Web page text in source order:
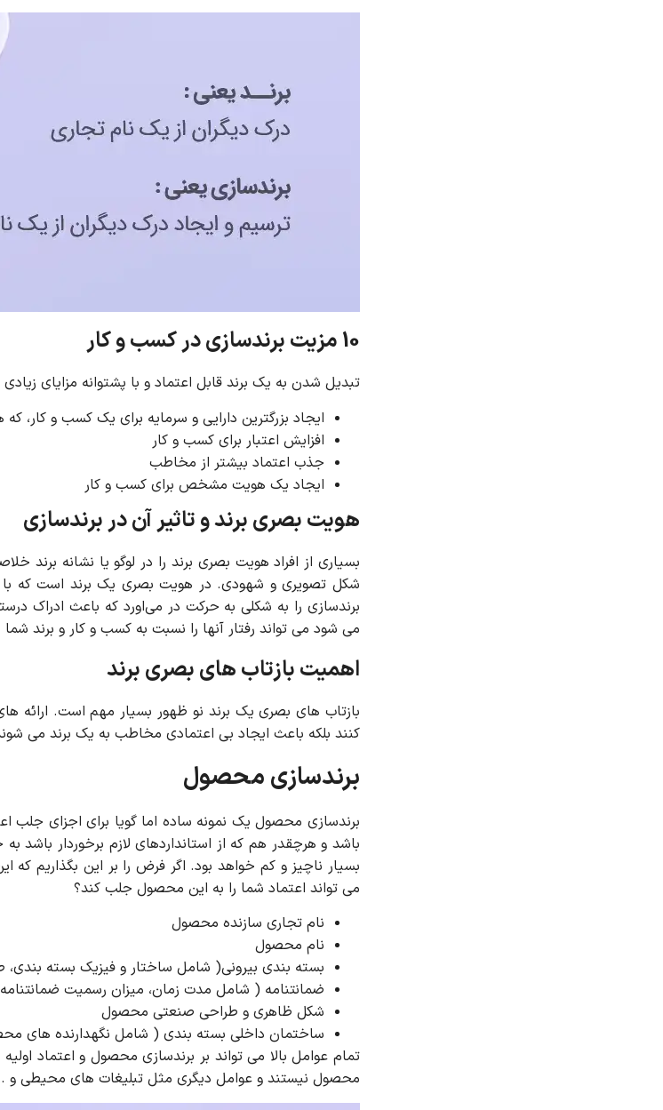
10 مزیت برندسازی در کسب و کار
تبدیل شدن به یک برند قابل اعتماد و با پشتوانه مزایای زیادی را خواهد داشت. در زیر به 10
ایجاد بزرگترین دارایی و سرمایه برای یک کسب و کار،
افزایش اعتبار برای کسب و کار
جذب اعتماد بیشتر از مخاطب
ایجاد یک هویت مشخص برای کسب و کار
هویت بصری برند و تاثیر آن در برندسازی
بسیاری از افراد هویت بصری برند را در لوگو یا نشانه
شکل تصویری و شهودی. در هویت بصری یک برند است که
برندسازی را به شکلی به حرکت در می‌اورد که باعث ادراک
می شود می تواند رفتار آنها را نسبت به کسب و کار و برند
اهمیت بازتاب های بصری برند
بازتاب های بصری یک برند نو ظهور بسیار مهم است. ارائه
کنند بلکه باعث ایجاد بی اعتمادی مخاطب به یک برند می
برندسازی محصول
برندسازی محصول یک نمونه ساده اما گویا برای اجزای
باشد و هرچقدر هم که از استانداردهای لازم برخوردار
بسیار ناچیز و کم خواهد بود. اگر فرض را بر این بگذاریم
می تواند اعتماد شما را به این محصول جلب کند؟
نام تجاری سازنده محصول
نام محصول
بسته بندی بیرونی( شامل ساختار و فیزیک بسته
ضمانتنامه ( شامل مدت زمان، میزان رسمیت
شکل ظاهری و طراحی صنعتی محصول
ساختمان داخلی بسته بندی ( شامل نگهدارنده های
تمام عوامل بالا می تواند بر برندسازی محصول و اعتماد
محصول نیستند و عوامل دیگری مثل تبلیغات های محیطی و …